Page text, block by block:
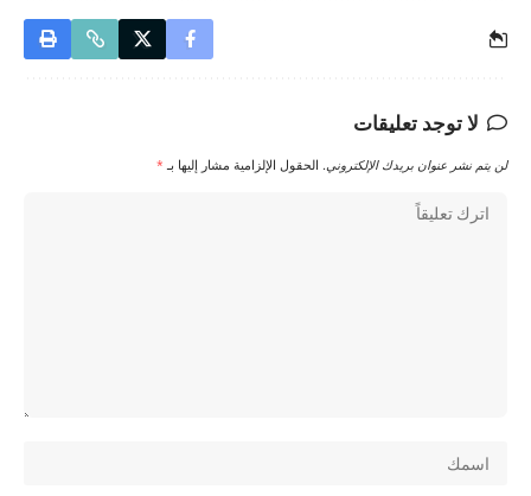
لا توجد تعليقات
لن يتم نشر عنوان بريدك الإلكتروني. الحقول الإلزامية مشار إليها بـ *